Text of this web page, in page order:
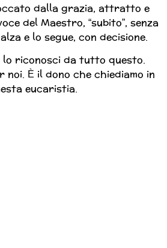
dalla grazia, attratto e
del Maestro, “subito”, senza
e lo segue, con decisione.
riconosci da tutto questo.
noi. È il dono che chiediamo in
eucaristia.